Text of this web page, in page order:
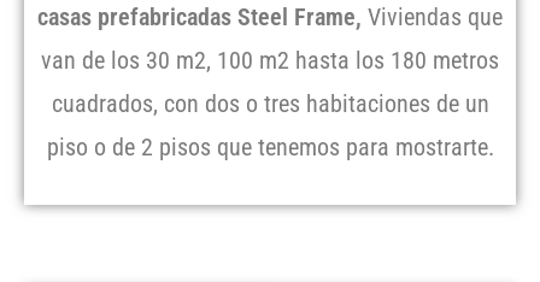
casas prefabricadas Steel Frame, Viviendas que
van de los 30 m2, 100 m2 hasta los 180 metros
cuadrados, con dos o tres habitaciones de un
piso o de 2 pisos que tenemos para mostrarte.